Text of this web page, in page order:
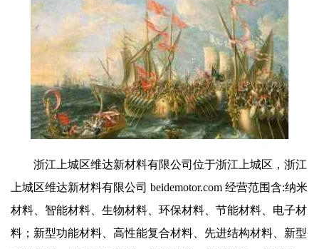
浙江上城区维达新材料有限公司位于浙江上城区，浙江
上城区维达新材料有限公司 beidemotor.com 经营范围含:纳米
材料、智能材料、生物材料、环保材料、节能材料、电子材
料；新型功能材料、高性能复合材料、先进结构材料、新型